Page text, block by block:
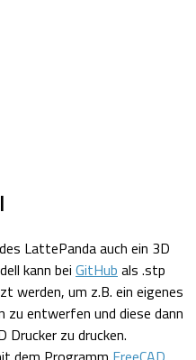
LattePanda auch ein 3D
kann bei GitHub als .stp
werden, um z.B. ein eigenes
zu entwerfen und diese dann
zu drucken.